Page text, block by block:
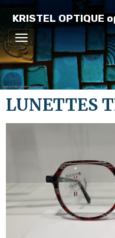
KRISTEL
LUNETTES